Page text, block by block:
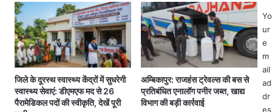
री
क्षा
के
लि
गो
नी
स
डी
ओ
पी
कु
कु
री
जिले के दूरस्थ स्वास्थ्य केंद्रों में सुधरेगी
स्वास्थ्य सेवाएं: डीएमएफ मद से 26
पैरामेडिकल पदों की स्वीकृति, देखें पूरी
अम्बिकापुर: राजहंस ट्रेवल्स की बस से
प्रतिबंधित एनालॉग पनीर जब्त, खाद्य
विभाग की बड़ी कार्रवाई
Yo
ur
e
m
ail
ad
dr
es